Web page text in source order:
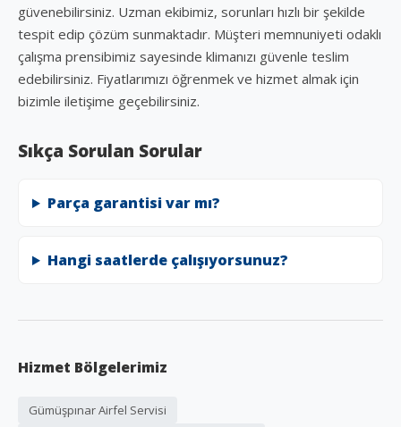
güvenebilirsiniz. Uzman ekibimiz, sorunları hızlı bir şekilde
tespit edip çözüm sunmaktadır. Müşteri memnuniyeti odaklı
çalışma prensibimiz sayesinde klimanızı güvenle teslim
edebilirsiniz. Fiyatlarımızı öğrenmek ve hizmet almak için
bizimle iletişime geçebilirsiniz.
Sıkça Sorulan Sorular
Parça garantisi var mı?
Hangi saatlerde çalışıyorsunuz?
Hizmet Bölgelerimiz
Gümüşpınar Airfel Servisi